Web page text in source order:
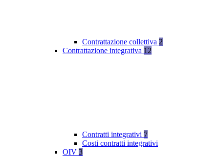
Contrattazione collettiva 2
Contrattazione integrativa 12
Contratti integrativi 7
Costi contratti integrativi
OIV 3